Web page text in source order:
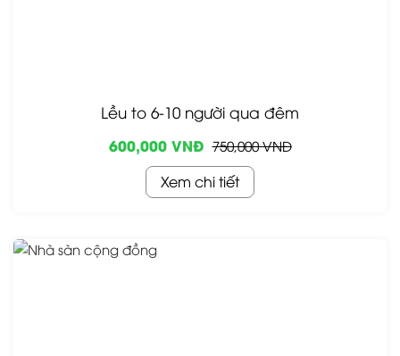
Lều to 6-10 người qua đêm
600,000 VNĐ 750,000 VNĐ
Xem chi tiết